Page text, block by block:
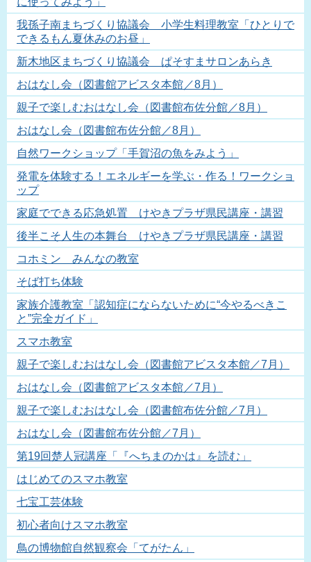
我孫子南まちづくり協議会 小学生料理教室「ひとりで
できるもん夏休みのお昼」
新木地区まちづくり協議会 ぱそすまサロンあらき
おはなし会（図書館アビスタ本館／8月）
親子で楽しむおはなし会（図書館布佐分館／8月）
おはなし会（図書館布佐分館／8月）
自然ワークショップ「手賀沼の魚をみよう」
発電を体験する！エネルギーを学ぶ・作る！ワークショ
ップ
家庭でできる応急処置 けやきプラザ県民講座・講習
後半こそ人生の本舞台 けやきプラザ県民講座・講習
コホミン みんなの教室
そば打ち体験
家族介護教室「認知症にならないために“今やるべきこ
と”完全ガイド」
スマホ教室
親子で楽しむおはなし会（図書館アビスタ本館／7月）
おはなし会（図書館アビスタ本館／7月）
親子で楽しむおはなし会（図書館布佐分館／7月）
おはなし会（図書館布佐分館／7月）
第19回楚人冠講座「『へちまのかは』を読む」
はじめてのスマホ教室
七宝工芸体験
初心者向けスマホ教室
鳥の博物館自然観察会「てがたん」